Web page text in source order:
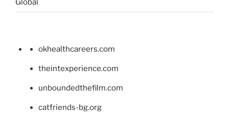
Global
okhealthcareers.com
theintexperience.com
unboundedthefilm.com
catfriends-bg.org